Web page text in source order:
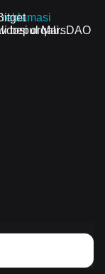
bepul MarsDAO
bepul
orqali